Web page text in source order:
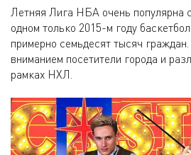
Летняя Лига НБА очень популярна
одном только 2015-м году
примерно семьдесят тысяч
вниманием посетители города и
рамках НХЛ.